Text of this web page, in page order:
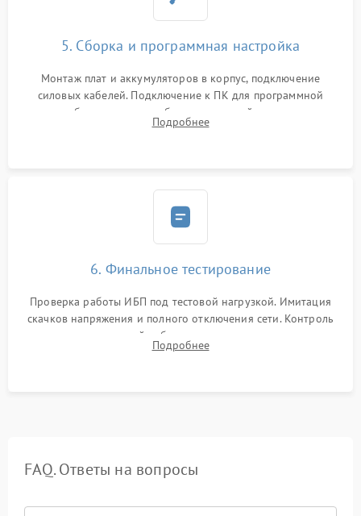
5. Сборка и программная настройка
Монтаж плат и аккумуляторов в корпус, подключение
силовых кабелей. Подключение к ПК для программной
калибровки констант батареи, настройки порогов
срабатывания AVR и сброса счетчиков старения АКБ.
Подробнее
6. Финальное тестирование
Проверка работы ИБП под тестовой нагрузкой. Имитация
скачков напряжения и полного отключения сети. Контроль
времени автономной работы, температурного режима и
корректности формы выходного сигнала.
Подробнее
FAQ. Ответы на вопросы